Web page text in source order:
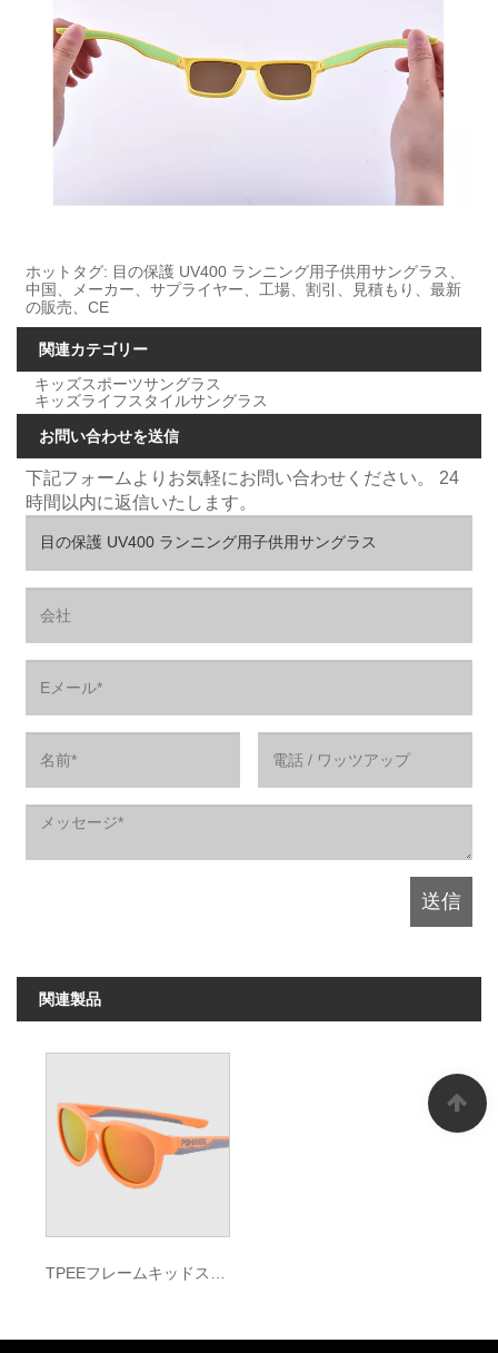
ホットタグ: 目の保護 UV400 ランニング用子供用サングラス、
中国、メーカー、サプライヤー、工場、割引、見積もり、最新
の販売、CE
関連カテゴリー
キッズスポーツサングラス
キッズライフスタイルサングラス
お問い合わせを送信
下記フォームよりお気軽にお問い合わせください。 24
時間以内に返信いたします。
関連製品
TPEEフレームキッドスポーツサングラス